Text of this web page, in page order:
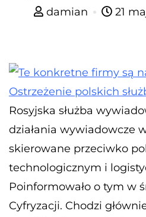
damian 21
Rosyjska służba
działania wywiadowcze
skierowane przeciwko
technologicznym i
Poinformowało o tym w
Cyfryzacji. Chodzi